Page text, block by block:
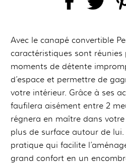
Avec le canapé convertible
caractéristiques sont
moments de détente
d’espace et permettre de
votre intérieur. Grâce à ses
faufilera aisément entre 2
régnera en maître dans
plus de surface autour de lui.
pratique qui facilite
grand confort en un